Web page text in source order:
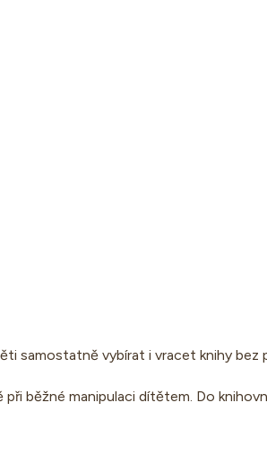
samostatně vybírat i vracet knihy bez
běžné manipulaci dítětem. Do